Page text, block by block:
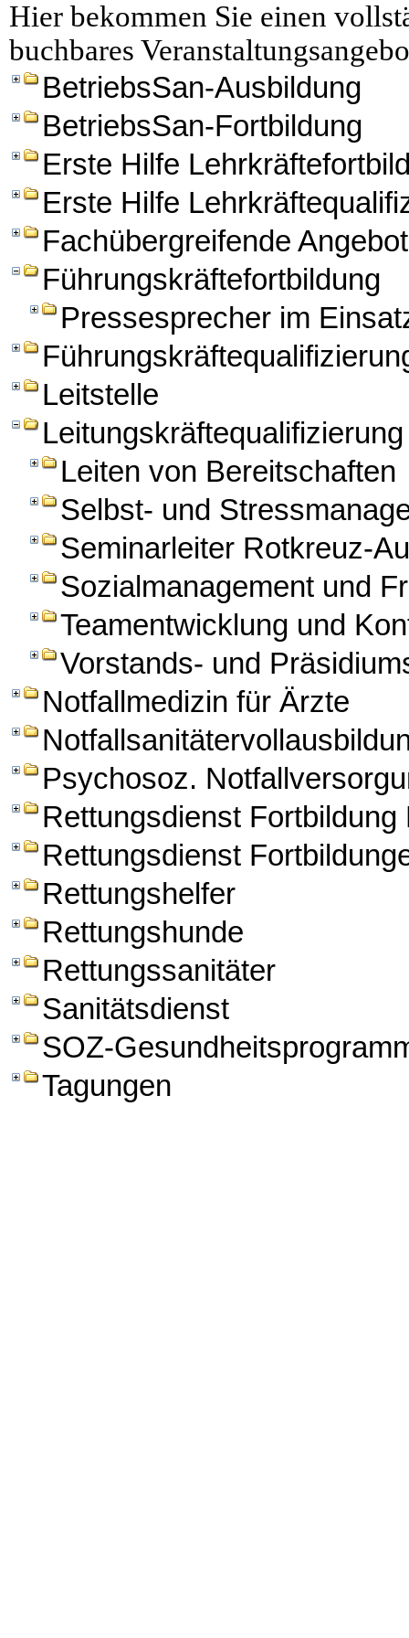
Hier bekommen Sie einen
buchbares
BetriebsSan-Ausbildung
BetriebsSan-Fortbildung
Erste Hilfe
Erste Hilfe
Fachübergreifende
Führungskräftefortbildung
Pressesprecher im
Leitstelle
Leitungskräftequalifizierung
Leiten von Bereitschaften
Selbst- und
Seminarleiter Rotkreuz-
Sozialmanagement und
Teamentwicklung und
Vorstands- und
Notfallmedizin für Ärzte
Psychosoz.
Rettungsdienst Fortbildung
Rettungsdienst
Rettungshelfer
Rettungshunde
Rettungssanitäter
Sanitätsdienst
SOZ-
Tagungen